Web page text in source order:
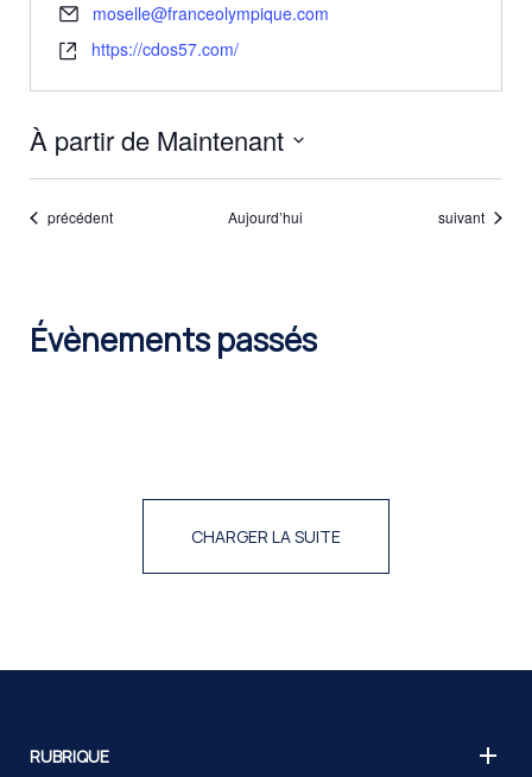
moselle@franceolympique.com
https://cdos57.com/
À partir de Maintenant
Sélectionnez
date.
Évènements
précédent Aujourd’hui Évènements
suivant
Évènements passés
CHARGER LA SUITE
RUBRIQUE